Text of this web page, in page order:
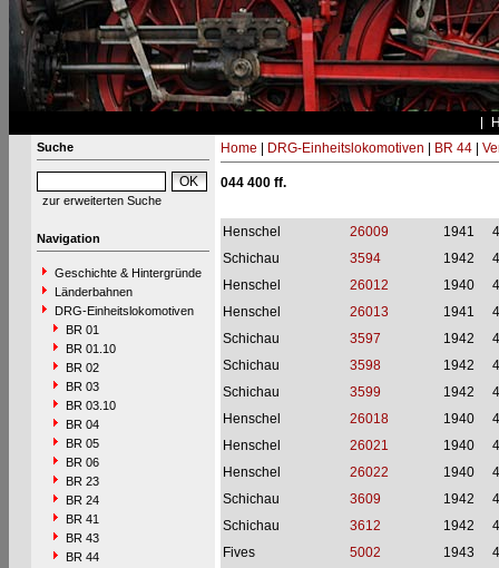
Suche
zur erweiterten Suche
Navigation
Geschichte & Hintergründe
Länderbahnen
DRG-Einheitslokomotiven
BR 01
BR 01.10
BR 02
BR 03
BR 03.10
BR 04
BR 05
BR 06
BR 23
BR 24
BR 41
BR 43
BR 44
Home DRG-Einheitslokomotiven BR 44|
044 400 ff.
Henschel 26009 1941
Schichau
3594 1942
Henschel
26012 1940
Henschel
26013 1941
Schichau
3597 1942
Schichau
3598 1942
Schichau
3599 1942
Henschel
26018 1940
Henschel
26021 1940
Henschel
26022 1940
Schichau
3609 1942
Schichau
3612 1942
Fives
5002 1943